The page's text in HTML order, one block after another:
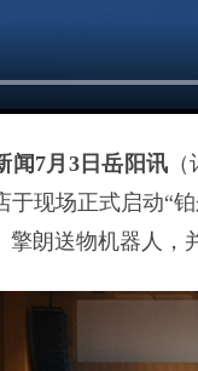
闻7月3日岳阳讯
于现场正式启动“
擎朗送物机器人，